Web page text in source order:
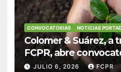
CONVOCATORIAS NOTICIAS
Colomer & Suárez, a
FCPR, abre
proyectos de
JULIO 6, 2026 FCPR